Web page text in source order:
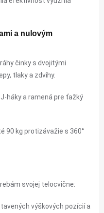
a nulovým
činky s dvojitými
tlaky a zdvihy.
háky a ramená pre ťažký
90 kg protizávažie s 360°
svojej telocvične:
výškových pozícií a